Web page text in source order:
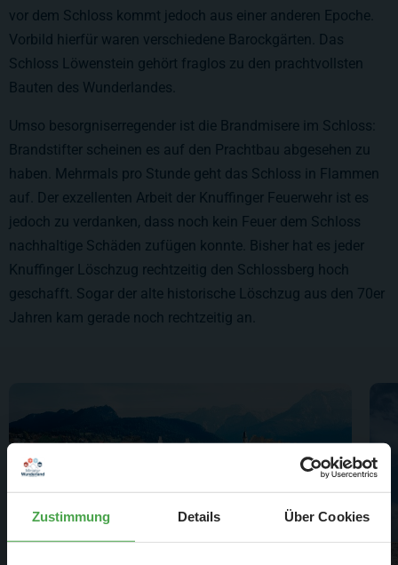
Zustimmung Details Über Cookies
vor dem Schloss kommt jedoch aus einer anderen Epoche.
Vorbild hierfür waren verschiedene Barockgärten. Das
Schloss Löwenstein gehört fraglos zu den prachtvollsten
Bauten des Wunderlandes.
Umso besorgniserregender ist die Brandmisere im Schloss:
Brandstifter scheinen es auf den Prachtbau abgesehen zu
haben. Mehrmals pro Stunde geht das Schloss in Flammen
auf. Der exzellenten Arbeit der Knuffinger Feuerwehr ist es
jedoch zu verdanken, dass noch kein Feuer dem Schloss
nachhaltige Schäden zufügen konnte. Bisher hat es jeder
Knuffinger Löschzug rechtzeitig den Schlossberg hoch
geschafft. Sogar der alte historische Löschzug aus den 70er
Jahren kam gerade noch rechtzeitig an.